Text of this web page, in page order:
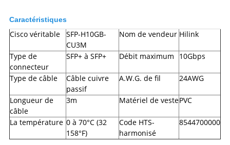
Caractéristiques
Cisco véritable
SFP-H10GB-
CU3M
Nom de vendeur Hilink
Type de
connecteur
SFP+ à SFP+ Débit maximum 10Gbps
Type de câble
Câble cuivre
passif
A.W.G. de fil 24AWG
Longueur de
câble
3m Matériel de vestePVC
La température 0 à 70°C (32
158°F)
Code HTS-
harmonisé
8544700000